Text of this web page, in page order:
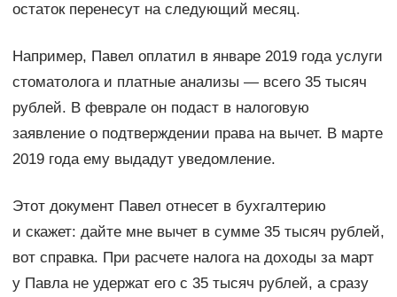
остаток перенесут на следующий месяц.
Например, Павел оплатил в январе 2019 года услуги
стоматолога и платные анализы — всего 35 тысяч
рублей. В феврале он подаст в налоговую
заявление о подтверждении права на вычет. В марте
2019 года ему выдадут уведомление.
Этот документ Павел отнесет в бухгалтерию
и скажет: дайте мне вычет в сумме 35 тысяч рублей,
вот справка. При расчете налога на доходы за март
у Павла не удержат его с 35 тысяч рублей, а сразу